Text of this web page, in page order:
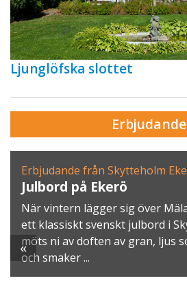
Ljunglöfska slottet
Erbjudande från Skytteholm
Julbord på Ekerö
När vintern lägger sig över
ett klassiskt svenskt julbord i
möts ni av doften av gran, ljus
och smaker ...
«